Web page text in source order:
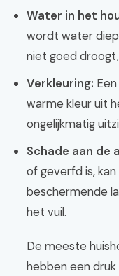
Water in het
wordt water
niet goed
Verkleuring:
warme kleur uit
ongelijkmatig
Schade aan de
of geverfd is,
beschermende
het vuil.
De meeste
hebben een druk